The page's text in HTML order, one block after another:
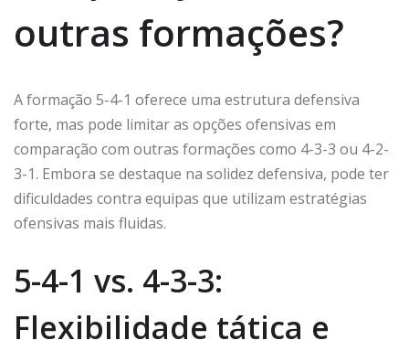
outras formações?
A formação 5-4-1 oferece uma estrutura defensiva
forte, mas pode limitar as opções ofensivas em
comparação com outras formações como 4-3-3 ou 4-2-
3-1. Embora se destaque na solidez defensiva, pode ter
dificuldades contra equipas que utilizam estratégias
ofensivas mais fluidas.
5-4-1 vs. 4-3-3:
Flexibilidade tática e